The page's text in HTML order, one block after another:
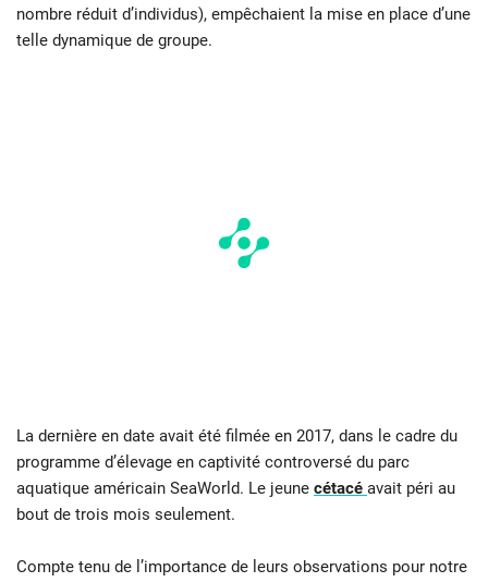
nombre réduit d’individus), empêchaient la mise en place d’une
telle dynamique de groupe.
La dernière en date avait été filmée en 2017, dans le cadre du
programme d’élevage en captivité controversé du parc
aquatique américain SeaWorld. Le jeune cétacé avait péri au
bout de trois mois seulement.
Compte tenu de l’importance de leurs observations pour notre